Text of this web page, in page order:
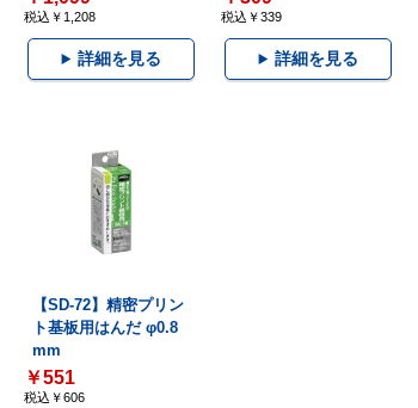
税込￥1,208
詳細を見る
税込￥339
詳細を見る
【SD-72】精密プリン
ト基板用はんだ φ0.8
mm
￥551
税込￥606